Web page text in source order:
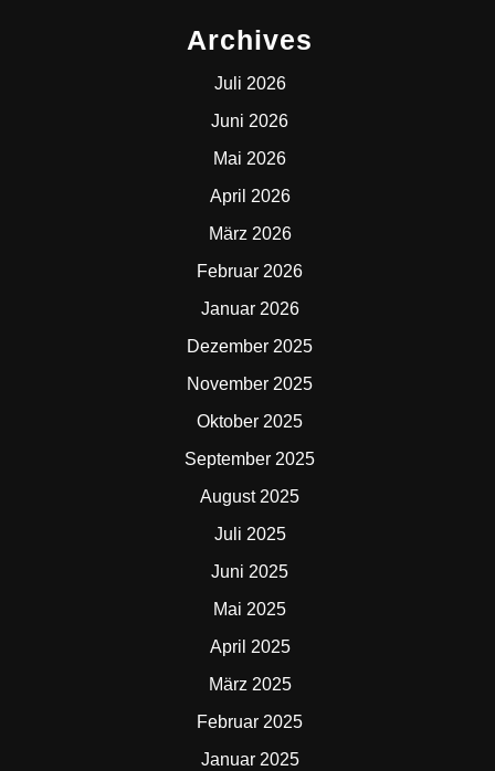
Archives
Juli 2026
Juni 2026
Mai 2026
April 2026
März 2026
Februar 2026
Januar 2026
Dezember 2025
November 2025
Oktober 2025
September 2025
August 2025
Juli 2025
Juni 2025
Mai 2025
April 2025
März 2025
Februar 2025
Januar 2025